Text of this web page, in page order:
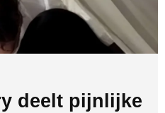
deelt pijnlijke